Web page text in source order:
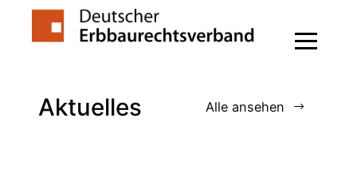
Zum
Aktuelles Alle ansehen